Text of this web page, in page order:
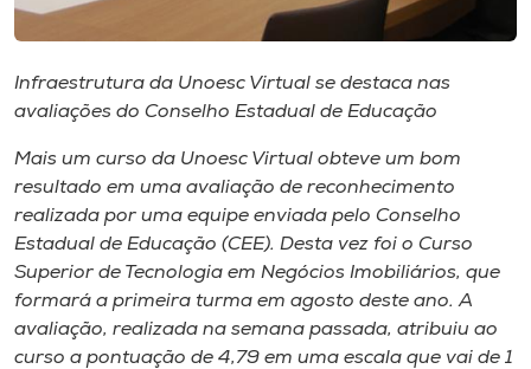
o idioma
Infraestrutura da Unoesc Virtual se destaca nas
avaliações do Conselho Estadual de Educação
Mais um curso da Unoesc Virtual obteve um bom
resultado em uma avaliação de reconhecimento
realizada por uma equipe enviada pelo Conselho
Estadual de Educação (CEE). Desta vez foi o Curso
Superior de Tecnologia em Negócios Imobiliários, que
formará a primeira turma em agosto deste ano. A
avaliação, realizada na semana passada, atribuiu ao
curso a pontuação de 4,79 em uma escala que vai de 1